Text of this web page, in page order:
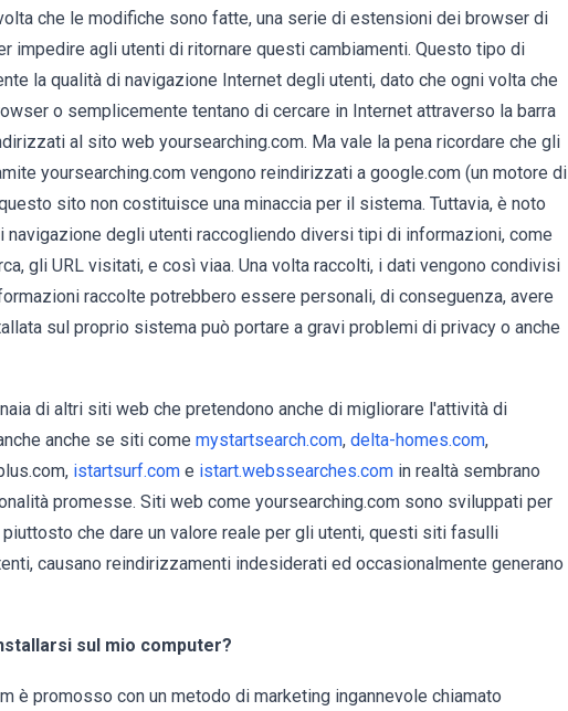
che le modifiche sono fatte, una serie di estensioni dei browser di
impedire agli utenti di ritornare questi cambiamenti. Questo tipo di
la qualità di navigazione Internet degli utenti, dato che ogni volta che
o semplicemente tentano di cercare in Internet attraverso la barra
al sito web yoursearching.com. Ma vale la pena ricordare che gli
yoursearching.com vengono reindirizzati a google.com (un motore di
sito non costituisce una minaccia per il sistema. Tuttavia, è noto
navigazione degli utenti raccogliendo diversi tipi di informazioni, come
gli URL visitati, e così viaa. Una volta raccolti, i dati vengono condivisi
raccolte potrebbero essere personali, di conseguenza, avere
sul proprio sistema può portare a gravi problemi di privacy o anche
di altri siti web che pretendono anche di migliorare l'attività di
anche se siti come mystartsearch.com, delta-homes.com,
istartsurf.com e istart.webssearches.com in realtà sembrano
promesse. Siti web come yoursearching.com sono sviluppati per
che dare un valore reale per gli utenti, questi siti fasulli
causano reindirizzamenti indesiderati ed occasionalmente generano
sul mio computer?
è promosso con un metodo di marketing ingannevole chiamato